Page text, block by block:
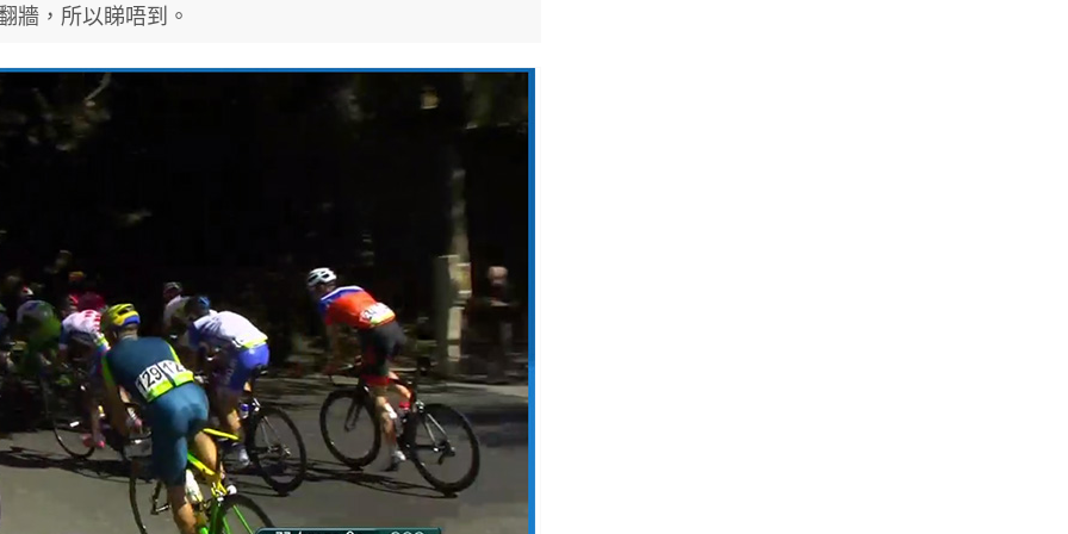
牆，所以睇唔到。